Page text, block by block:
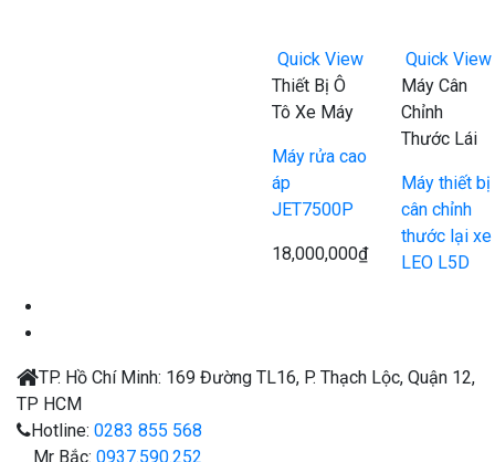
Quick View
Thiết Bị Ô
Tô Xe Máy
Máy rửa cao
áp
JET7500P
18,000,000₫
Quick View
Máy Cân
Chỉnh
Thước Lái
Máy thiết bị
cân chỉnh
thước lại xe
LEO L5D
TP. Hồ Chí Minh: 169 Đường TL16, P. Thạch Lộc, Quận 12,
TP HCM
Hotline: 0283 855 568
Mr Bắc: 0937.590.252